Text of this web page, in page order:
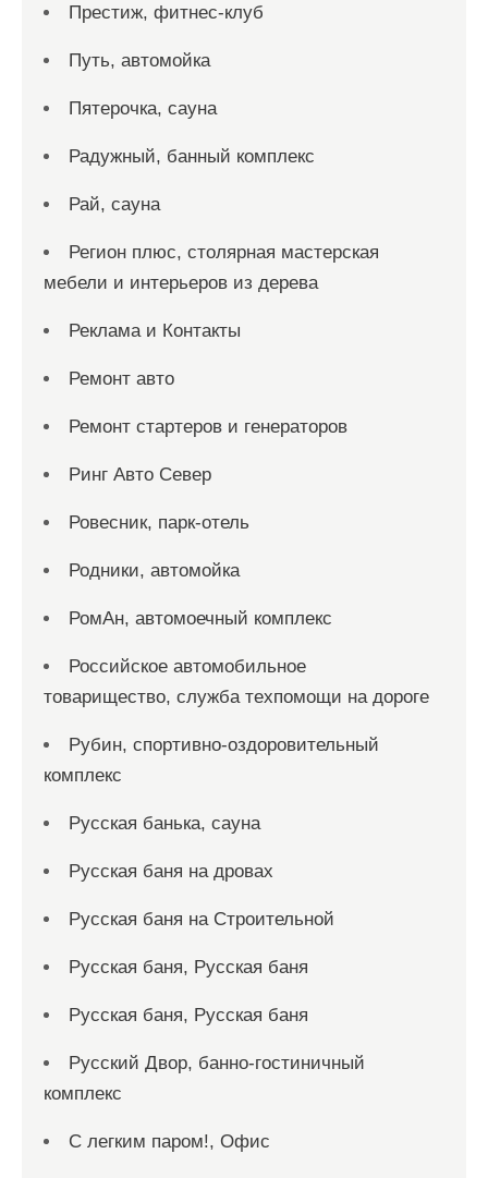
Престиж, фитнес-клуб
Путь, автомойка
Пятерочка, сауна
Радужный, банный комплекс
Рай, сауна
Регион плюс, столярная мастерская
мебели и интерьеров из дерева
Реклама и Контакты
Ремонт авто
Ремонт стартеров и генераторов
Ринг Авто Север
Ровесник, парк-отель
Родники, автомойка
РомАн, автомоечный комплекс
Российское автомобильное
товарищество, служба техпомощи на дороге
Рубин, спортивно-оздоровительный
комплекс
Русская банька, сауна
Русская баня на дровах
Русская баня на Строительной
Русская баня, Русская баня
Русская баня, Русская баня
Русский Двор, банно-гостиничный
комплекс
С легким паром!, Офис